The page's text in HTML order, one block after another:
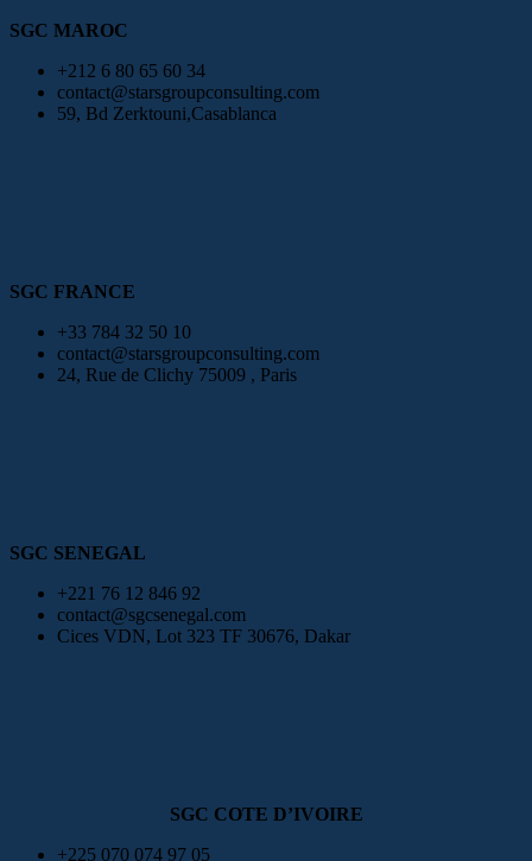
SGC MAROC
+212 6 80 65 60 34
contact@starsgroupconsulting.com
59, Bd Zerktouni,Casablanca
SGC FRANCE
+33 784 32 50 10
contact@starsgroupconsulting.com
24, Rue de Clichy 75009 , Paris
SGC SENEGAL
+221 76 12 846 92
contact@sgcsenegal.com
Cices VDN, Lot 323 TF 30676, Dakar
SGC COTE D’IVOIRE
+225 070 074 97 05